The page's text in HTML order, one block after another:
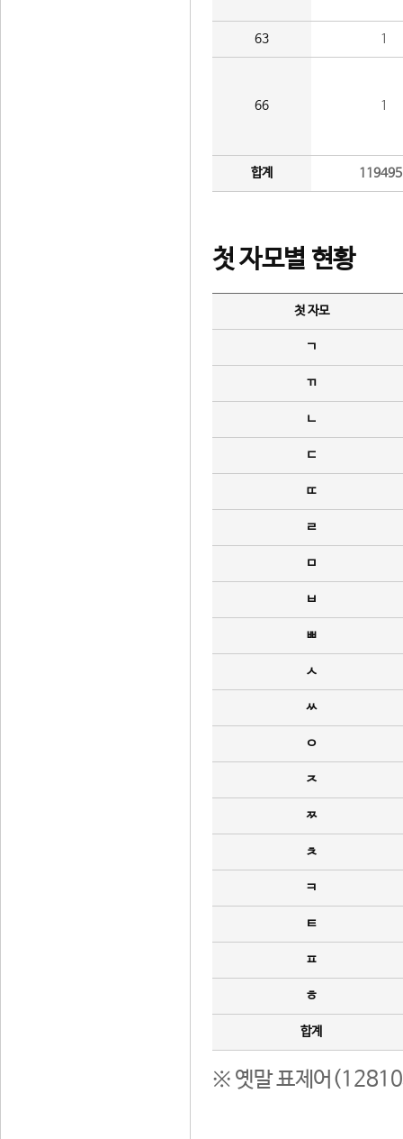
63 1
66 1
합계
첫 자모별 현황
첫 자모
ㄱ
ㄲ
ㄴ
ㄷ
ㄸ
ㄹ
ㅁ
ㅂ
ㅃ
ㅅ
ㅆ
ㅇ
ㅈ
ㅉ
ㅊ
ㅋ
ㅌ
ㅍ
ㅎ
합계
※ 옛말 표제어(12810